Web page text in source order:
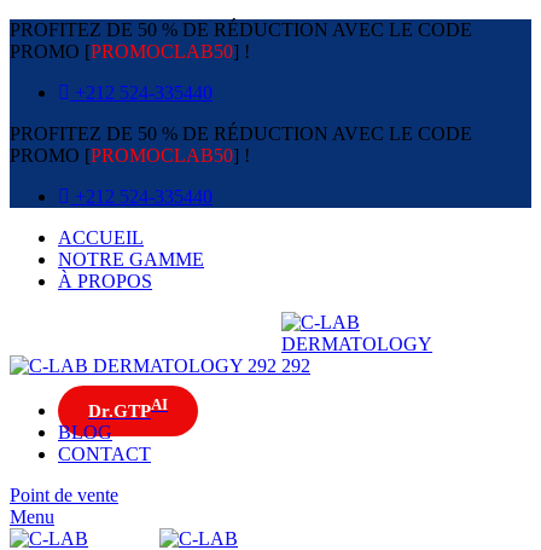
PROFITEZ DE 50 % DE RÉDUCTION AVEC LE CODE
PROMO [PROMOCLAB50] !
+212 524-335440
PROFITEZ DE 50 % DE RÉDUCTION AVEC LE CODE
PROMO [PROMOCLAB50] !
+212 524-335440
ACCUEIL
NOTRE GAMME
À PROPOS
Dr.GTPAI
BLOG
CONTACT
Point de vente
Menu